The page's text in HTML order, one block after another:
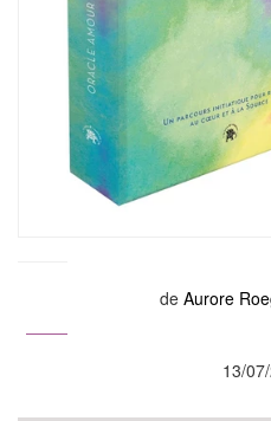
de Aurore
13/